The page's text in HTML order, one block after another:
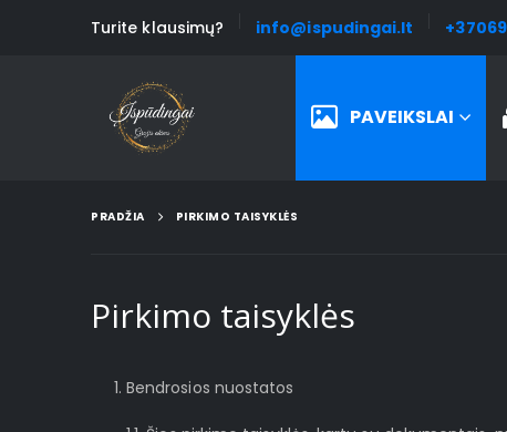
Turite klausimų? info@ispudingai.lt
PAVEIKSLAI
PRADŽIA PIRKIMO TAISYKLĖS
Pirkimo taisyklės
Bendrosios nuostatos